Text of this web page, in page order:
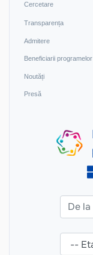
Cercetare
Transparența
Admitere
Beneficiarii programelor
Noutăți
Presă